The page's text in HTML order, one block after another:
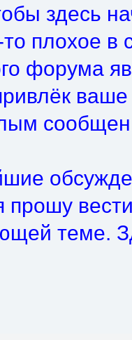
здесь
плохое в
форума
прошу
теме.